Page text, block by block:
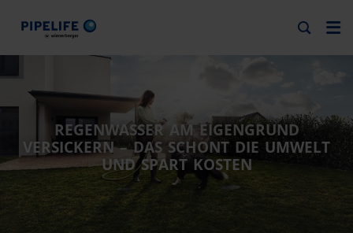
REGENWASSER AM EIGENGRUND
VERSICKERN – DAS SCHONT DIE UMWELT
UND SPART KOSTEN